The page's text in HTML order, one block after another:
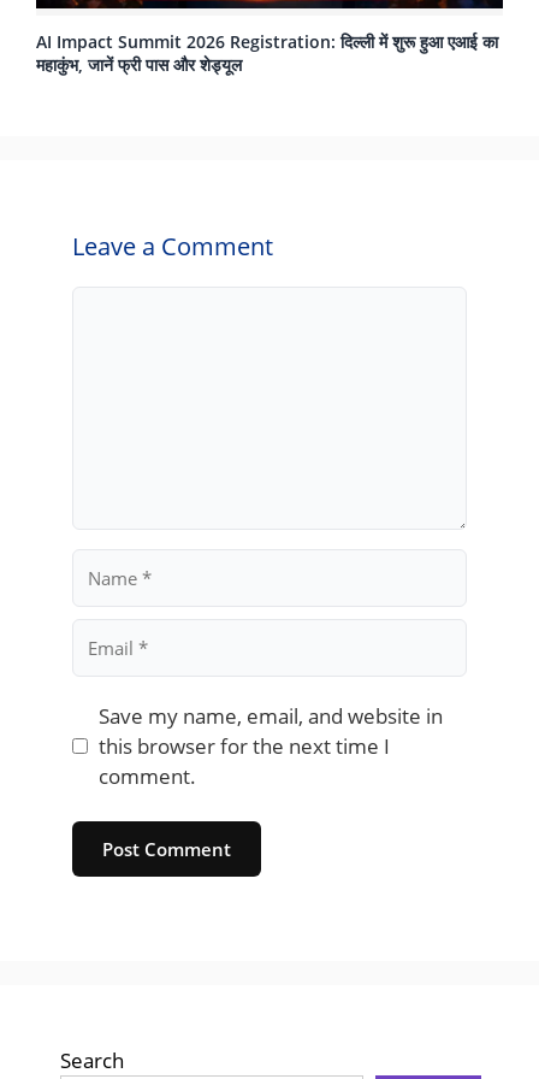
AI Impact Summit 2026 Registration: दिल्ली में शुरू हुआ एआई का
महाकुंभ, जानें फ्री पास और शेड्यूल
Leave a Comment
Save my name, email, and website in
this browser for the next time I
comment.
Website
Search